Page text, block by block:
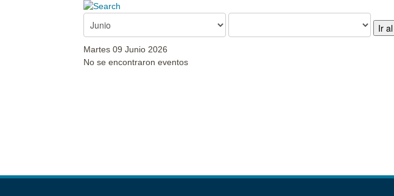
Ir
Martes 09 Junio 2026
No se encontraron eventos